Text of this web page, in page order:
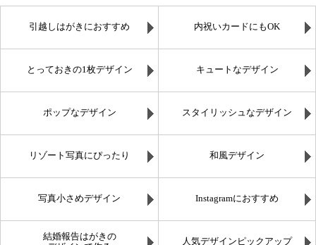
引越しはがきにおすすめ 内祝いカードにもOK
とっておきの1枚デザイン キュートなデザイン
ポップなデザイン スタイリッシュなデザイン
リゾート写真にぴったり 和風デザイン
写真小さめデザイン Instagramにおすすめ
結婚報告はがきの
人気デザインピックアップ